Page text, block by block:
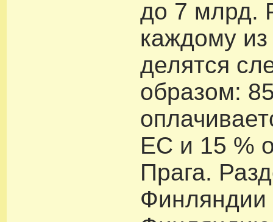
до 7 млрд.
каждому из
делятся
образом:
ЕС и 15 %
Прага.
Финляндии